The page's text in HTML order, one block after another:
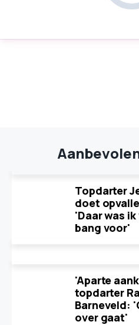
Topdarter
doet
'Daar was
bang voor'
'Aparte
topdarter
Barneveld:
over gaat'